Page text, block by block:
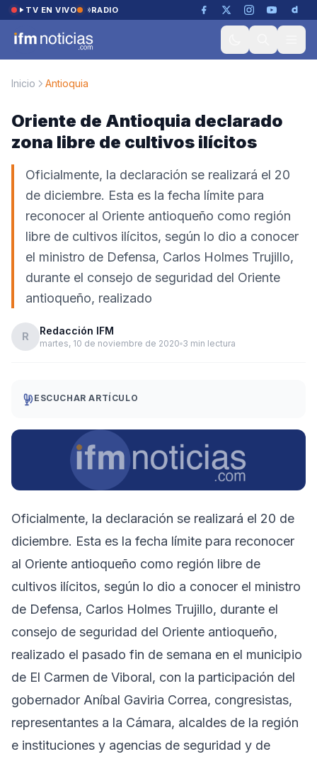
Saltar al contenido
TV EN VIVO RADIO
Inicio Antioquia
Oriente de Antioquia declarado
zona libre de cultivos ilícitos
Oficialmente, la declaración se realizará el 20
de diciembre. Esta es la fecha límite para
reconocer al Oriente antioqueño como región
libre de cultivos ilícitos, según lo dio a conocer
el ministro de Defensa, Carlos Holmes Trujillo,
durante el consejo de seguridad del Oriente
antioqueño, realizado
R Redacción IFM
martes, 10 de noviembre de 2020 3 min lectura
ESCUCHAR ARTÍCULO
Oficialmente, la declaración se realizará el 20 de
diciembre. Esta es la fecha límite para reconocer
al Oriente antioqueño como región libre de
cultivos ilícitos, según lo dio a conocer el ministro
de Defensa, Carlos Holmes Trujillo, durante el
consejo de seguridad del Oriente antioqueño,
realizado el pasado fin de semana en el municipio
de El Carmen de Viboral, con la participación del
gobernador Aníbal Gaviria Correa, congresistas,
representantes a la Cámara, alcaldes de la región
e instituciones y agencias de seguridad y de